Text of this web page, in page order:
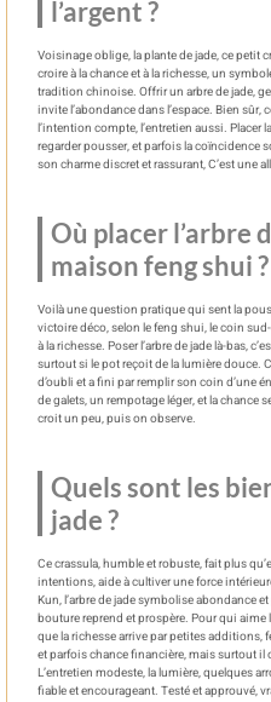
l’argent ?
Voisinage oblige, la plante de jade, ce petit
croire à la chance et à la richesse, un
tradition chinoise. Offrir un arbre de jade,
invite l’abondance dans l’espace. Bien sûr,
l’intention compte, l’entretien aussi. Placer
regarder pousser, et parfois la coïncidence
son charme discret et rassurant, C’est une
Où placer l’arbre
maison feng shui ?
Voilà une question pratique qui sent la
victoire déco, selon le feng shui, le coin
à la richesse. Poser l’arbre de jade là-bas,
surtout si le pot reçoit de la lumière douce.
d’oubli et a fini par remplir son coin d’une
de galets, un rempotage léger, et la chance
croit un peu, puis on observe.
Quels sont les
jade ?
Ce crassula, humble et robuste, fait plus
intentions, aide à cultiver une force
Kun, l’arbre de jade symbolise abondance
bouture reprend et prospère. Pour qui
que la richesse arrive par petites
et parfois chance financière, mais surtout
L’entretien modeste, la lumière, quelques
fiable et encourageant. Testé et approuvé,